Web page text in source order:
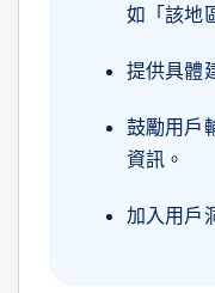
如「該地
提供具體
鼓勵用戶
資訊。
加入用戶